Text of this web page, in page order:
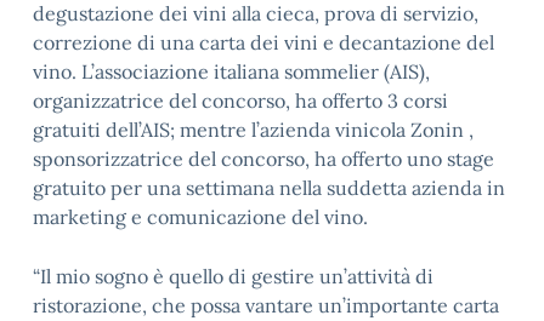
degustazione dei vini alla cieca, prova di servizio,
correzione di una carta dei vini e decantazione del
vino. L’associazione italiana sommelier (AIS),
organizzatrice del concorso, ha offerto 3 corsi
gratuiti dell’AIS; mentre l’azienda vinicola Zonin ,
sponsorizzatrice del concorso, ha offerto uno stage
gratuito per una settimana nella suddetta azienda in
marketing e comunicazione del vino.
“Il mio sogno è quello di gestire un’attività di
ristorazione, che possa vantare un’importante carta